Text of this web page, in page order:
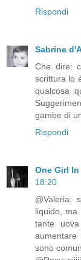
Rispondi
Sabrine
Che dire:
scrittura lo
qualcosa
gambe di
Rispondi
One Girl
18:20
@Valeria:
liquido,
tante
sono